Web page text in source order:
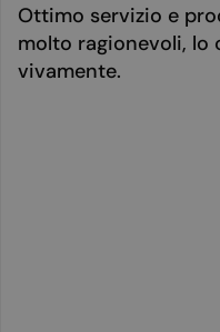
Ottimo servizio e
molto ragionevoli, lo
vivamente.